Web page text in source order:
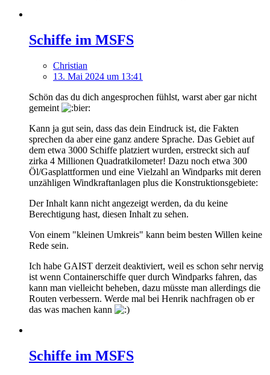
Schiffe im MSFS
Christian
13. Mai 2024 um 13:41
Schön das du dich angesprochen fühlst, warst aber gar nicht
gemeint
Kann ja gut sein, dass das dein Eindruck ist, die Fakten
sprechen da aber eine ganz andere Sprache. Das Gebiet auf
dem etwa 3000 Schiffe platziert wurden, erstreckt sich auf
zirka 4 Millionen Quadratkilometer! Dazu noch etwa 300
Öl/Gasplattformen und eine Vielzahl an Windparks mit deren
unzähligen Windkraftanlagen plus die Konstruktionsgebiete:
Der Inhalt kann nicht angezeigt werden, da du keine
Berechtigung hast, diesen Inhalt zu sehen.
Von einem "kleinen Umkreis" kann beim besten Willen keine
Rede sein.
Ich habe GAIST derzeit deaktiviert, weil es schon sehr nervig
ist wenn Containerschiffe quer durch Windparks fahren, das
kann man vielleicht beheben, dazu müsste man allerdings die
Routen verbessern. Werde mal bei Henrik nachfragen ob er
das was machen kann
Schiffe im MSFS